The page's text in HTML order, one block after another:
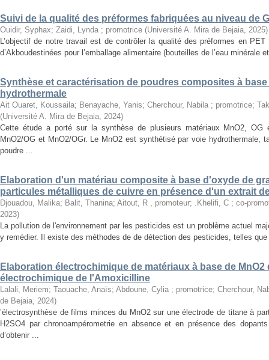
Suivi de la qualité des préformes fabriquées au niveau de
Ouidir, Syphax; Zaidi, Lynda ; promotrice (Université A. Mira de Bejaia, 2025)
L’objectif de notre travail est de contrôler la qualité des préformes en
d’Akboudestinées pour l’emballage alimentaire (bouteilles de l’eau minérale
Synthèse et caractérisation de poudres composites à
hydrothermale
Ait Ouaret, Koussaila; Benayache, Yanis; Cherchour, Nabila ; promotrice;
(Université A. Mira de Bejaia, 2024)
Cette étude a porté sur la synthèse de plusieurs matériaux MnO2,
MnO2/OG et MnO2/OGr. Le MnO2 est synthétisé par voie hydrothermale,
poudre ...
Elaboration d'un matériau composite à base d'oxyde de
particules métalliques de cuivre en présence d'un extrait
Djouadou, Malika; Balit, Thanina; Aitout, R , promoteur; .Khelifi, C ; co-
2023)
La pollution de l'environnement par les pesticides est un problème actuel
y remédier. Il existe des méthodes de de détection des pesticides, telles
Elaboration électrochimique de matériaux à base de
électrochimique de l'Amoxicilline
Lalali, Meriem; Taouache, Anaïs; Abdoune, Cylia ; promotrice; Cherchour,
de Bejaia, 2024)
’électrosynthèse de films minces du MnO2 sur une électrode de titane à
H2SO4 par chronoampérometrie en absence et en présence des
d’obtenir ...